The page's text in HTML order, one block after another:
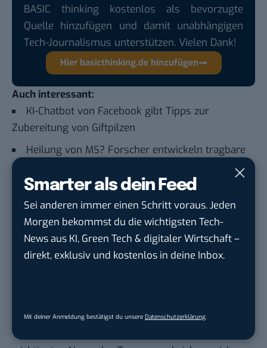
Smarter als dein Feed
Sei anderen immer einen Schritt voraus. Jeden
Morgen bekommst du die wichtigsten Tech-
News aus KI, Green Tech & digitaler Wirtschaft –
direkt, exklusiv und kostenlos in deine Inbox.
Mit deiner Anmeldung bestätigst du unsere Datenschutzerklärung.
BASIC thinking kostenlos als bevorzugte
Quelle hinzufügen und damit unabhängigen
Tech-Journalismus unterstützen. Vielen Dank!
Hier basicthinking.de hinzufügen
Auch interessant:
KI-Chatbot von Facebook gibt Tipps zur
Zubereitung von Giftpilzen
Heilung von MS? Forscher entwickeln tragbare
Geräte für menschliche Zelle
“Bitte stirb. Bitte”: Google-KI Gemini hat US-
Studenten bedroht
Solarenergie aus dem Weltraum: Start-up
verfolgt komplett neuen Ansatz
geht? Über 12.000 smarte Leser bekommen jeden
Tag UPDATE, unser Tech-Briefing mit den